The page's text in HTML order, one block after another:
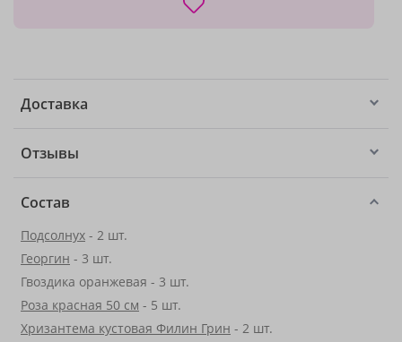
Доставка
Отзывы
Состав
Подсолнух - 2 шт.
Георгин - 3 шт.
Гвоздика оранжевая - 3 шт.
Роза красная 50 см - 5 шт.
Хризантема кустовая Филин Грин - 2 шт.